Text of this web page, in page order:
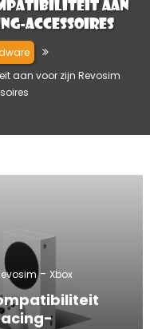
aan
accessoires
aan voor zijn Revosim
- Xbox